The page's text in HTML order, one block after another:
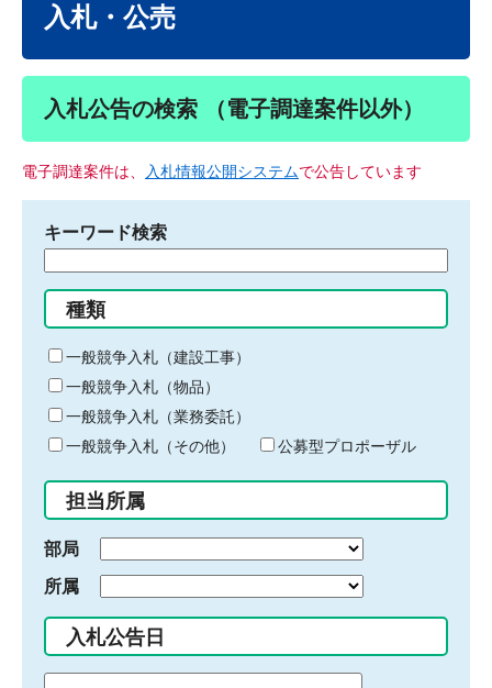
入札・公売
入札公告の検索 （電子調達案件以外）
電子調達案件は、 入札情報公開システムで公告しています
キーワード検索
る
キ
ー
ワ
ー
ド
入
力
種類
一般競争入札（建設工事）
一般競争入札（物品）
一般競争入札（業務委託）
一般競争入札（その他）
公募型プロポーザル
担当所属
部局
所属
入札公告日